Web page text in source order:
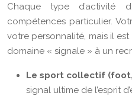
Chaque type d’activité
compétences particulier.
votre personnalité, mais il
domaine « signale » à un
Le sport collectif
signal ultime de l’esprit